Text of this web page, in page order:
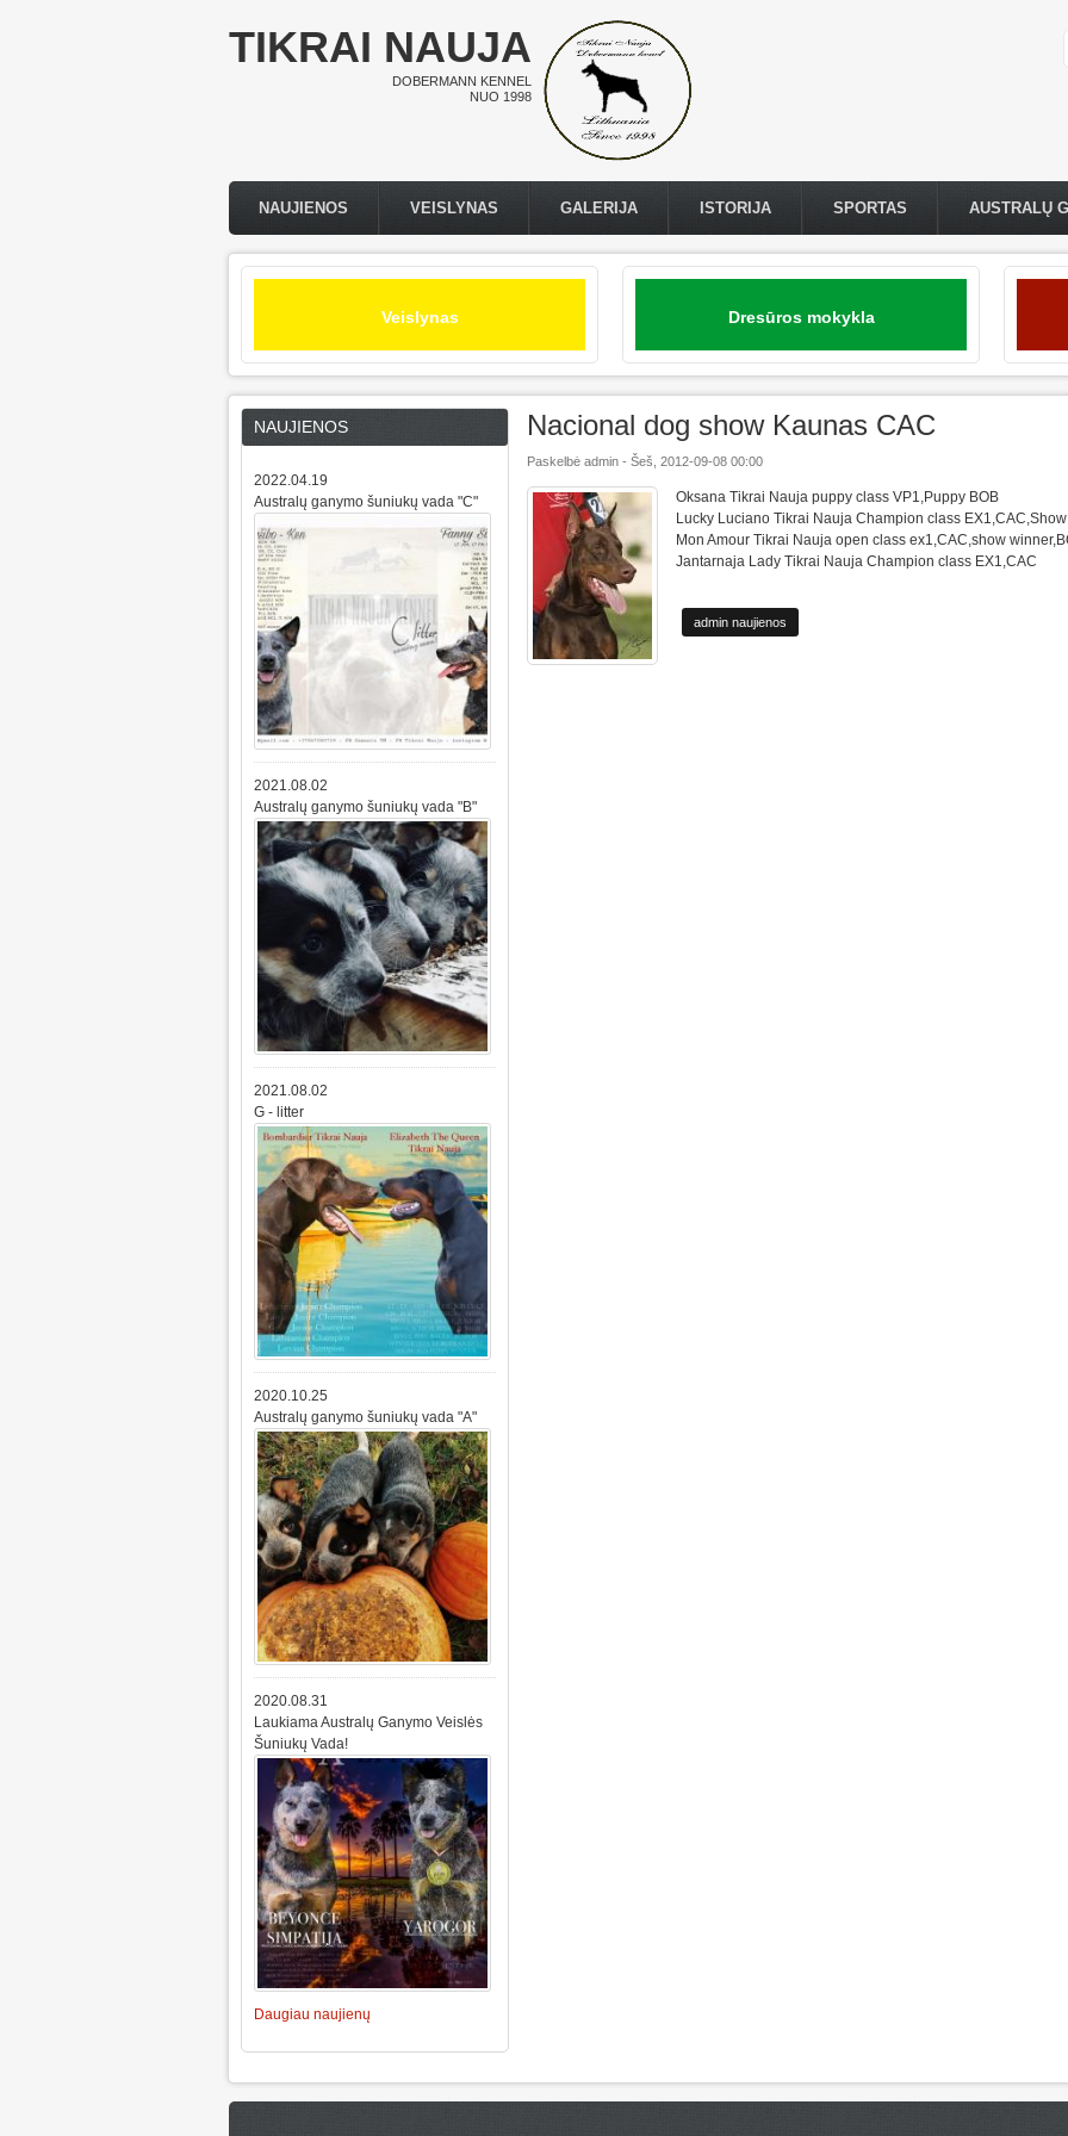
TIKRAI NAUJA
DOBERMANN KENNEL
NUO 1998
Pagrindinis meniu
NAUJIENOS VEISLYNAS GALERIJA ISTORIJA SPORTAS AUSTRALŲ
Veislynas Dresūros mokykla
Nacional dog show Kaunas CAC
Paskelbė admin - Šeš, 2012-09-08 00:00
Oksana Tikrai Nauja puppy class VP1,Puppy BOB
Lucky Luciano Tikrai Nauja Champion class
Mon Amour Tikrai Nauja open class ex1,CAC,show
Jantarnaja Lady Tikrai Nauja Champion class EX1,CAC
admin naujienos
NAUJIENOS
2022.04.19
Australų ganymo šuniukų vada "C"
2021.08.02
Australų ganymo šuniukų vada "B"
2021.08.02
G - litter
2020.10.25
Australų ganymo šuniukų vada "A"
2020.08.31
Laukiama Australų Ganymo Veislės
Šuniukų Vada!
Daugiau naujienų